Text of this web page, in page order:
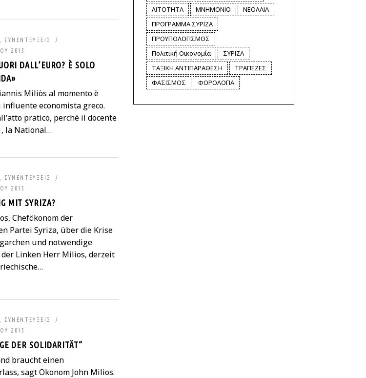
ΣΥΝΕΝΤΕΎΞΕΙΣ
2015
DALL’EURO? È SOLO
Miliòs al momento è
economista greco.
pratico, perché il docente
la National…
ΣΥΝΕΝΤΕΎΞΕΙΣ
2015
MIT SYRIZA?
Chefökonom der
Partei Syriza, über die Krise
und notwendige
Linken Herr Milios, derzeit
ΣΥΝΕΝΤΕΎΞΕΙΣ
2015
DER SOLIDARITÄT“
braucht einen
sagt Ökonom John Milios.
ΛΙΤΟΤΗΤΑ
ΜΝΗΜΟΝΙΟ
ΝΕΟΛΑΙΑ
ΠΡΟΓΡΑΜΜΑ ΣΥΡΙΖΑ
ΠΡΟΥΠΟΛΟΓΙΣΜΟΣ
Πολιτική Οικονομία
ΣΥΡΙΖΑ
ΤΑΞΙΚΗ ΑΝΤΙΠΑΡΑΘΕΣΗ
ΤΡΑΠΕΖΕΣ
ΦΑΣΙΣΜΟΣ
ΦΟΡΟΛΟΓΙΑ